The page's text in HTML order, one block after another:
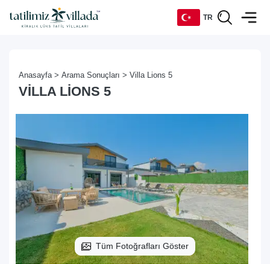
TR
Anasayfa > Arama Sonuçları > Villa Lions 5
VILLA LIONS 5
Tüm Fotoğrafları Göster